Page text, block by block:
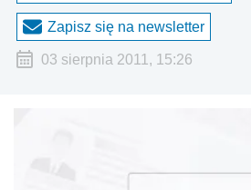
Zapisz się na newsletter
03 sierpnia 2011, 15:26